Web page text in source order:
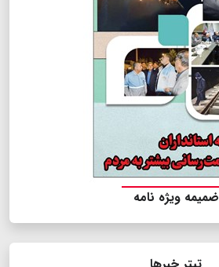
ضمیمه ویژه نامه